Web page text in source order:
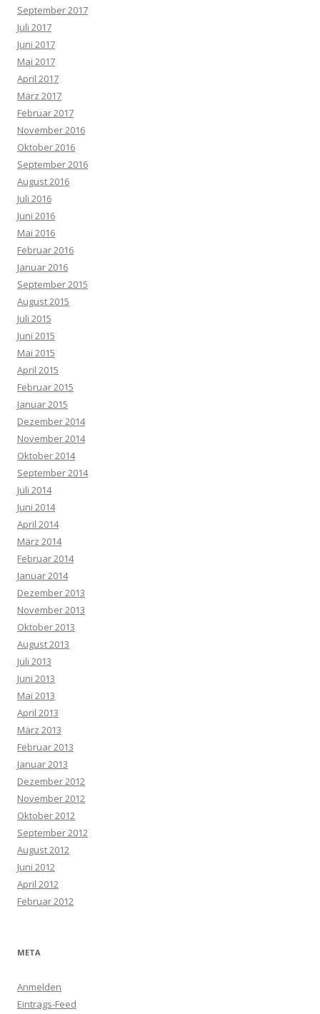
September 2017
Juli 2017
Juni 2017
Mai 2017
April 2017
März 2017
Februar 2017
November 2016
Oktober 2016
September 2016
August 2016
Juli 2016
Juni 2016
Mai 2016
Februar 2016
Januar 2016
September 2015
August 2015
Juli 2015
Juni 2015
Mai 2015
April 2015
Februar 2015
Januar 2015
Dezember 2014
November 2014
Oktober 2014
September 2014
Juli 2014
Juni 2014
April 2014
März 2014
Februar 2014
Januar 2014
Dezember 2013
November 2013
Oktober 2013
August 2013
Juli 2013
Juni 2013
Mai 2013
April 2013
März 2013
Februar 2013
Januar 2013
Dezember 2012
November 2012
Oktober 2012
September 2012
August 2012
Juni 2012
April 2012
Februar 2012
META
Anmelden
Eintrags-Feed